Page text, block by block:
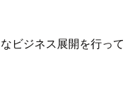
ビジネス展開を行って